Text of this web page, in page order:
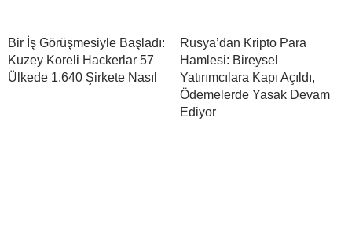
Bir İş Görüşmesiyle Başladı:
Kuzey Koreli Hackerlar 57
Ülkede 1.640 Şirkete Nasıl
Rusya’dan Kripto Para
Hamlesi: Bireysel
Yatırımcılara Kapı Açıldı,
Ödemelerde Yasak Devam
Ediyor